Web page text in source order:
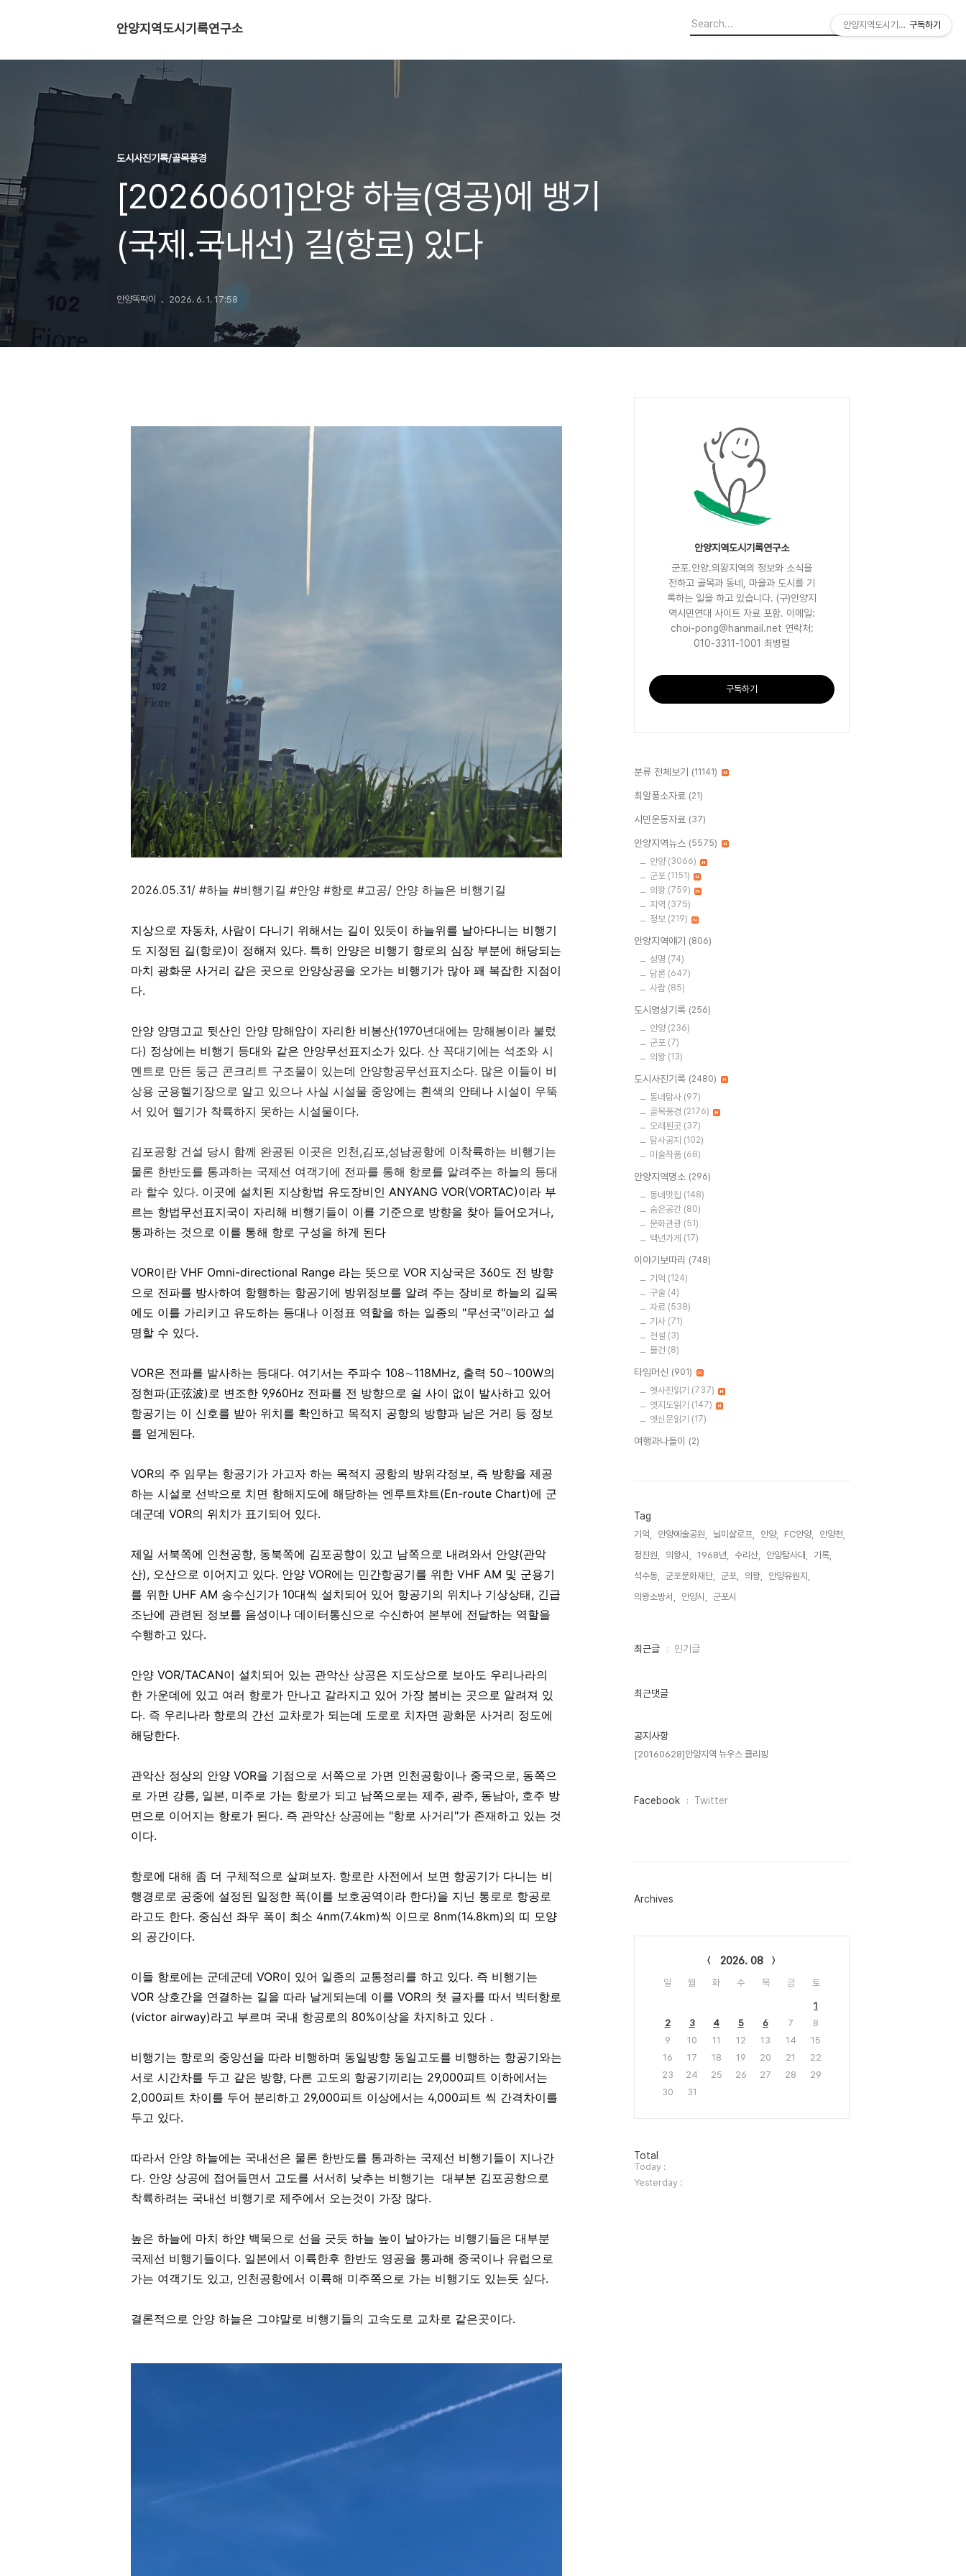
안양지역도시기록연구소
도시사진기록/골목풍경
[20260601]안양 하늘(영공)에 뱅기
(국제.국내선) 길(항로) 있다
안양똑딱이 2026. 6. 1. 17:58
2026.05.31/ #하늘 #비행기길 #안양 #항로 #고공/ 안양 하늘은 비행기길
지상으로 자동차, 사람이 다니기 위해서는 길이 있듯이 하늘위를 날아다니는 비행기
도 지정된 길(항로)이 정해져 있다. 특히 안양은 비행기 항로의 심장 부분에 해당되는
마치 광화문 사거리 같은 곳으로 안양상공을 오가는 비행기가 많아 꽤 복잡한 지점이
다.
안양 양명고교 뒷산인 안양 망해암이 자리한 비봉산(1970년대에는 망해봉이라 불렀
다) 정상에는 비행기 등대와 같은 안양무선표지소가 있다. 산 꼭대기에는 석조와 시
멘트로 만든 둥근 콘크리트 구조물이 있는데 안양항공무선표지소다. 많은 이들이 비
상용 군용헬기장으로 알고 있으나 사실 시설물 중앙에는 흰색의 안테나 시설이 우뚝
서 있어 헬기가 착륙하지 못하는 시설물이다.
김포공항 건설 당시 함께 완공된 이곳은 인천,김포,성남공항에 이착륙하는 비행기는
물론 한반도를 통과하는 국제선 여객기에 전파를 통해 항로를 알려주는 하늘의 등대
라 할수 있다. 이곳에 설치된 지상항법 유도장비인 ANYANG VOR(VORTAC)이라 부
르는 항법무선표지국이 자리해 비행기들이 이를 기준으로 방향을 찾아 들어오거나,
통과하는 것으로 이를 통해 항로 구성을 하게 된다
VOR이란 VHF Omni-directional Range 라는 뜻으로 VOR 지상국은 360도 전 방향
으로 전파를 방사하여 항행하는 항공기에 방위정보를 알려 주는 장비로 하늘의 길목
에도 이를 가리키고 유도하는 등대나 이정표 역할을 하는 일종의 "무선국"이라고 설
명할 수 있다.
VOR은 전파를 발사하는 등대다. 여기서는 주파수 108∼118MHz, 출력 50∼100W의
정현파(正弦波)로 변조한 9,960Hz 전파를 전 방향으로 쉴 사이 없이 발사하고 있어
항공기는 이 신호를 받아 위치를 확인하고 목적지 공항의 방향과 남은 거리 등 정보
를 얻게된다.
VOR의 주 임무는 항공기가 가고자 하는 목적지 공항의 방위각정보, 즉 방향을 제공
하는 시설로 선박으로 치면 항해지도에 해당하는 엔루트챠트(En-route Chart)에 군
데군데 VOR의 위치가 표기되어 있다.
제일 서북쪽에 인천공항, 동북쪽에 김포공항이 있고 남쪽으로 내려와서 안양(관악
산), 오산으로 이어지고 있다. 안양 VOR에는 민간항공기를 위한 VHF AM 및 군용기
를 위한 UHF AM 송수신기가 10대씩 설치되어 있어 항공기의 위치나 기상상태, 긴급
조난에 관련된 정보를 음성이나 데이터통신으로 수신하여 본부에 전달하는 역할을
수행하고 있다.
안양 VOR/TACAN이 설치되어 있는 관악산 상공은 지도상으로 보아도 우리나라의
한 가운데에 있고 여러 항로가 만나고 갈라지고 있어 가장 붐비는 곳으로 알려져 있
다. 즉 우리나라 항로의 간선 교차로가 되는데 도로로 치자면 광화문 사거리 정도에
해당한다.
관악산 정상의 안양 VOR을 기점으로 서쪽으로 가면 인천공항이나 중국으로, 동쪽으
로 가면 강릉, 일본, 미주로 가는 항로가 되고 남쪽으로는 제주, 광주, 동남아, 호주 방
면으로 이어지는 항로가 된다. 즉 관악산 상공에는 "항로 사거리"가 존재하고 있는 것
이다.
항로에 대해 좀 더 구체적으로 살펴보자. 항로란 사전에서 보면 항공기가 다니는 비
행경로로 공중에 설정된 일정한 폭(이를 보호공역이라 한다)을 지닌 통로로 항공로
라고도 한다. 중심선 좌우 폭이 최소 4nm(7.4km)씩 이므로 8nm(14.8km)의 띠 모양
의 공간이다.
이들 항로에는 군데군데 VOR이 있어 일종의 교통정리를 하고 있다. 즉 비행기는
VOR 상호간을 연결하는 길을 따라 날게되는데 이를 VOR의 첫 글자를 따서 빅터항로
(victor airway)라고 부르며 국내 항공로의 80%이상을 차지하고 있다．
비행기는 항로의 중앙선을 따라 비행하며 동일방향 동일고도를 비행하는 항공기와는
서로 시간차를 두고 같은 방향, 다른 고도의 항공기끼리는 29,000피트 이하에서는
2,000피트 차이를 두어 분리하고 29,000피트 이상에서는 4,000피트 씩 간격차이를
두고 있다.
따라서 안양 하늘에는 국내선은 물론 한반도를 통과하는 국제선 비행기들이 지나간
다. 안양 상공에 접어들면서 고도를 서서히 낮추는 비행기는 대부분 김포공항으로
착륙하려는 국내선 비행기로 제주에서 오는것이 가장 많다.
높은 하늘에 마치 하얀 백묵으로 선을 긋듯 하늘 높이 날아가는 비행기들은 대부분
국제선 비행기들이다. 일본에서 이륙한후 한반도 영공을 통과해 중국이나 유럽으로
가는 여객기도 있고, 인천공항에서 이륙해 미주쪽으로 가는 비행기도 있는듯 싶다.
결론적으로 안양 하늘은 그야말로 비행기들의 고속도로 교차로 같은곳이다.
안양지역도시기록연구소
군포.안양.의왕지역의 정보와 소식을
전하고 골목과 동네, 마을과 도시를 기
록하는 일을 하고 있습니다. (구)안양지
역시민연대 사이트 자료 포함. 이메일:
choi-pong@hanmail.net 연락처:
010-3311-1001 최병렬
구독하기
분류 전체보기 (11141)
최알퐁소자료 (21)
시민운동자료 (37)
안양지역뉴스 (5575)
안양 (3066)
군포 (1151)
의왕 (759)
지역 (375)
정보 (219)
안양지역얘기 (806)
성명 (74)
담론 (647)
사람 (85)
도시영상기록 (256)
안양 (236)
군포 (7)
의왕 (13)
도시사진기록 (2480)
동네탐사 (97)
골목풍경 (2176)
오래된곳 (37)
탐사공지 (102)
미술작품 (68)
안양지역명소 (296)
동네맛집 (148)
숨은공간 (80)
문화관광 (51)
백년가게 (17)
이야기보따리 (748)
기억 (124)
구술 (4)
자료 (538)
기사 (71)
전설 (3)
물건 (8)
타임머신 (901)
옛사진읽기 (737)
옛지도읽기 (147)
옛신문읽기 (17)
여행과나들이 (2)
Tag
기억, 안양예술공원, 닐미샬로프, 안양, FC안양,
안양천,
정진원,
의왕시, 1968년, 수리산, 안양탐사대,
기록,
석수동,
군포문화재단, 군포, 의왕,
안양유원지,
의왕소방서,
안양시, 군포시,
최
인
최근글 인기글
최근댓글
공지사항
[20160628]안양지역 뉴우스 클리핑
페
그
Facebook Twitter
Archives
2026. 08
일 월 화 수 목 금 토
1
2
3 4 5 6 7
8
9
10 11 12 13 14
15
16
17 18 19 20 21
22
23
24 25 26 27 28
29
30
31
방
문
자
수
Total
Today :
Yesterday :
안양지역도시기록연구소
구독하기